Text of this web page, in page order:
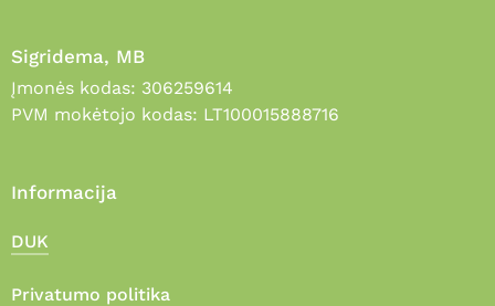
Sigridema, MB
Įmonės kodas: 306259614
PVM mokėtojo kodas: LT100015888716
Informacija
DUK
Privatumo politika